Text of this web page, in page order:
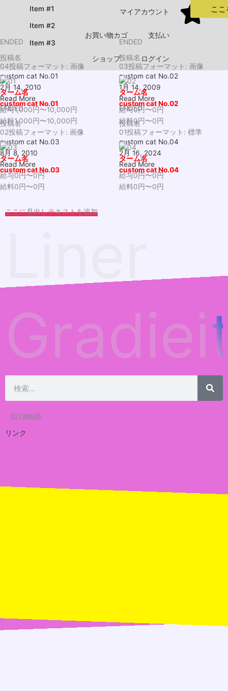
ス
ッ
プ
Item #1
Item #2
Item #3
マイアカウント
お買い物カゴ 支払い
ショップ ログイン
こ
ターム名
custom cat No.01
ENDED
投稿名
04投稿フォーマット: 画像
custom cat No.01
2月 14, 2010
Read More
給与1,000円〜10,000円
給料1,000円〜10,000円
ターム名
custom cat No.02
ENDED
投稿名
03投稿フォーマット: 画像
custom cat No.02
1月 14, 2009
Read More
給与0円〜0円
給料0円〜0円
ターム名
custom cat No.03
ENDED
投稿名
02投稿フォーマット: 画像
custom cat No.03
8月 8, 2010
Read More
給与0円〜0円
給料0円〜0円
ターム名
custom cat No.04
ENDED
投稿名
01投稿フォーマット: 標準
custom cat No.04
2月 16, 2024
Read More
給与0円〜0円
給料0円〜0円
ここに見出しテキストを追加
521386@
リンク